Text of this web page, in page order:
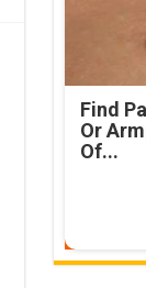
Find
Or
Of...